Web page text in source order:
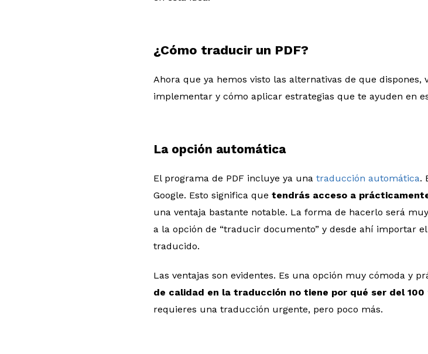
¿Cómo traducir un PDF?
Ahora que ya hemos visto las alternativas de que
implementar y cómo aplicar estrategias que te ayuden en
La opción automática
El programa de PDF incluye ya una traducción automática.
Google. Esto significa que tendrás acceso a
una ventaja bastante notable. La forma de hacerlo será
a la opción de “traducir documento” y desde ahí importar
traducido.
Las ventajas son evidentes. Es una opción muy cómoda y
de calidad en la traducción no tiene por qué ser del 100
requieres una traducción urgente, pero poco más.